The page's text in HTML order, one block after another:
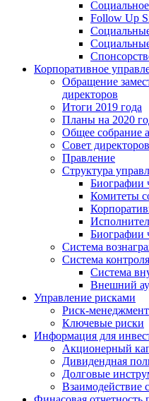
Follow Up
Корпоративное
Обращение
директоров
Итоги 2019 года
Планы на 2020
Общее собрание
Совет директоров
Правление
Структура
Биографии
Комитеты
Биографии
Система
Система контроля
Система
Внешний
Управление рисками
Риск-менеджмент
Ключевые риски
Информация для
Акционерный
Дивидендная
Долговые
Взаимодействие